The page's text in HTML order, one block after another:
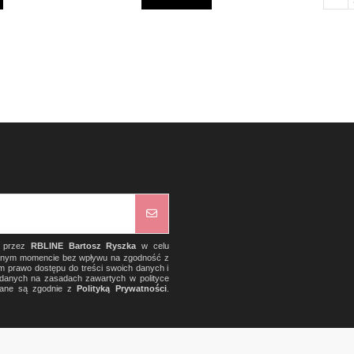
przez RBLINE Bartosz Ryszka w celu
momencie bez wpływu na zgodność z
prawo dostępu do treści swoich danych i
na zasadach zawartych w polityce
są zgodnie zPolityką Prywatności.